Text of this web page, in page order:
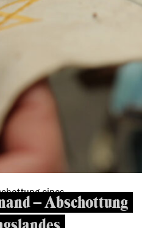
– Abschottung